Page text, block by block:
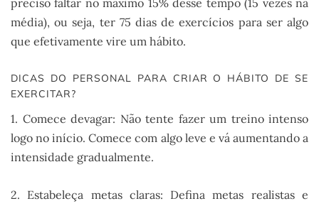
preciso faltar no máximo 15% desse tempo (15 vezes na
média), ou seja, ter 75 dias de exercícios para ser algo
que efetivamente vire um hábito.
DICAS DO PERSONAL PARA CRIAR O HÁBITO DE SE
EXERCITAR?
1. Comece devagar: Não tente fazer um treino intenso
logo no início. Comece com algo leve e vá aumentando a
intensidade gradualmente.
2. Estabeleça metas claras: Defina metas realistas e